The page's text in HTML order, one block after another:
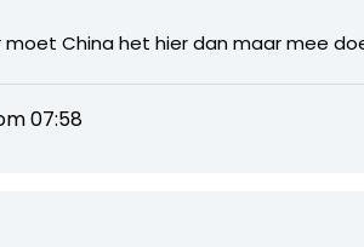
China het hier dan maar mee
07:58